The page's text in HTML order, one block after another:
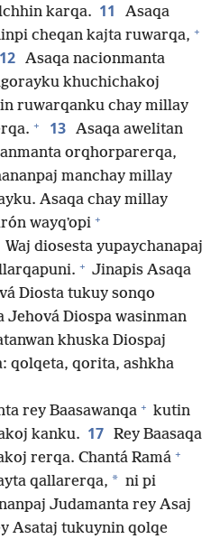
karqa. 11
Asaqa
cheqan kajta ruwarqa, +
12 Asaqa nacionmanta
khuchichakoj
ruwarqanku chay millay
+ 13 Asaqa awelitan
orqhorparerqa,
manchay millay
Asaqa chay millay
wayqʼopi +
Waj diosesta yupaychanapaj
+ Jinapis Asaqa
Diosta tukuy sonqo
Jehová Diospa wasinman
khuska Diospaj
qolqeta, qorita, ashkha
rey Baasawanqa + kutin
kanku. 17 Rey Baasaqa
rerqa. Chantá Ramá +
qallarerqa, * ni pi
Judamanta rey Asaj
Asataj tukuynin qolqe